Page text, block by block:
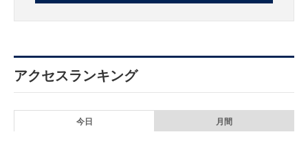
アクセスランキング
今日 月間